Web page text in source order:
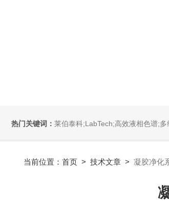
热门关键词： 莱伯泰科;LabTech;高效液相色谱;多维液相色谱;紫外可见分光光度计;全自动直接测汞仪/汞分析仪;全自动水质分析仪;微波消解萃取
当前位置： 首页 > 技术文章 > 凝胶净化